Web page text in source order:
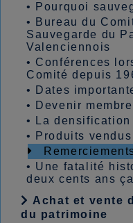
•
Pourquoi
•
Bureau du
Sauvegarde du
Valenciennois
• Conférences
Comité depuis
•
Dates
•
Devenir membre
•
La densification
•
Produits
• Une fatalité
deux cents ans
Achat et vente
du patrimoine